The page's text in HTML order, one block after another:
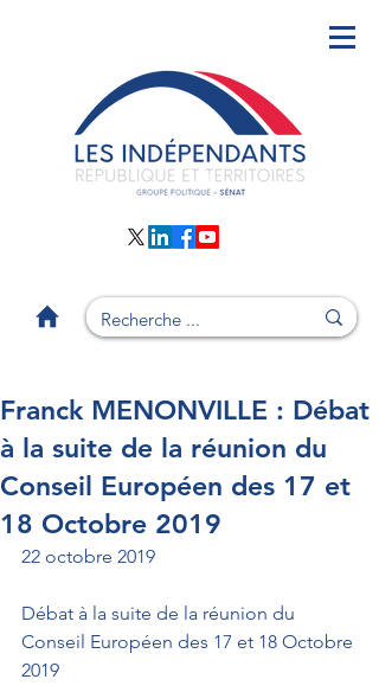
Franck MENONVILLE : Débat
à la suite de la réunion du
Conseil Européen des 17 et
18 Octobre 2019
22 octobre 2019
Débat à la suite de la réunion du
Conseil Européen des 17 et 18 Octobre
2019